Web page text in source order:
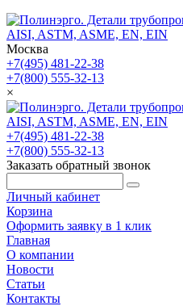
Москва
+7(495) 481-22-38
+7(800) 555-32-13
×
+7(495) 481-22-38
+7(800) 555-32-13
Заказать обратный звонок
Личный кабинет
Корзина
Оформить заявку в 1 клик
Главная
О компании
Новости
Статьи
Контакты